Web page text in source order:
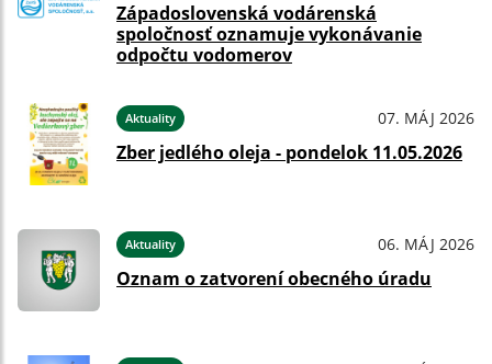
Západoslovenská vodárenská
spoločnosť oznamuje vykonávanie
odpočtu vodomerov
Aktuality 07. MÁJ 2026
Zber jedlého oleja - pondelok 11.05.2026
Aktuality 06. MÁJ 2026
Oznam o zatvorení obecného úradu